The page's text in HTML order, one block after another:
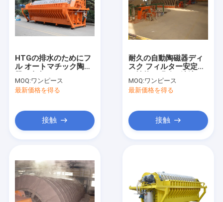
HTGの排水のためにフ
ル オートマチック陶磁
ステム
MOQ:ワンピース
最新価格を得る
接触
耐久の自動陶磁器ディ
スク フィルター安定し
MOQ:ワンピース
最新価格を得る
接触